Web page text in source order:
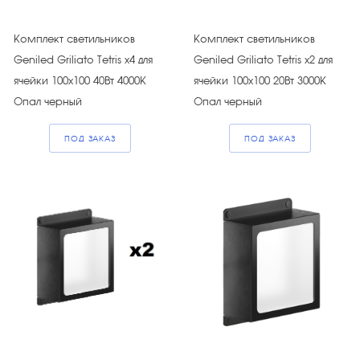
Комплект светильников
Geniled Griliato Tetris х4 для
ячейки 100х100 40Вт 4000К
Опал черный
ПОД ЗАКАЗ
Комплект светильников
Geniled Griliato Tetris х2 для
ячейки 100х100 20Вт 3000К
Опал черный
ПОД ЗАКАЗ